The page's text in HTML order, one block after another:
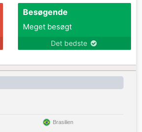
Besøgende
Meget besøgt
Det bedste
Brasilien